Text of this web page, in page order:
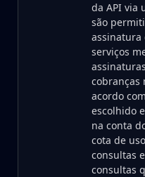
da API via
são
assinatura
serviços
cobranças
acordo
escolhido
na conta
cota de
consultas
consultas